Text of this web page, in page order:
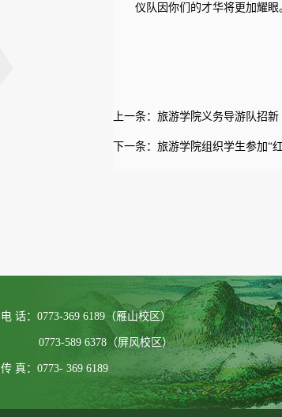
仪队因你们的才华将更加耀眼
上一条： 旅游学院义务导游队招新
下一条： 旅游学院组织学生参加“
电 话：0773-369 6189（雁山校区）
0773-589 6378（屏风校区）
传 真：0773- 369 6189